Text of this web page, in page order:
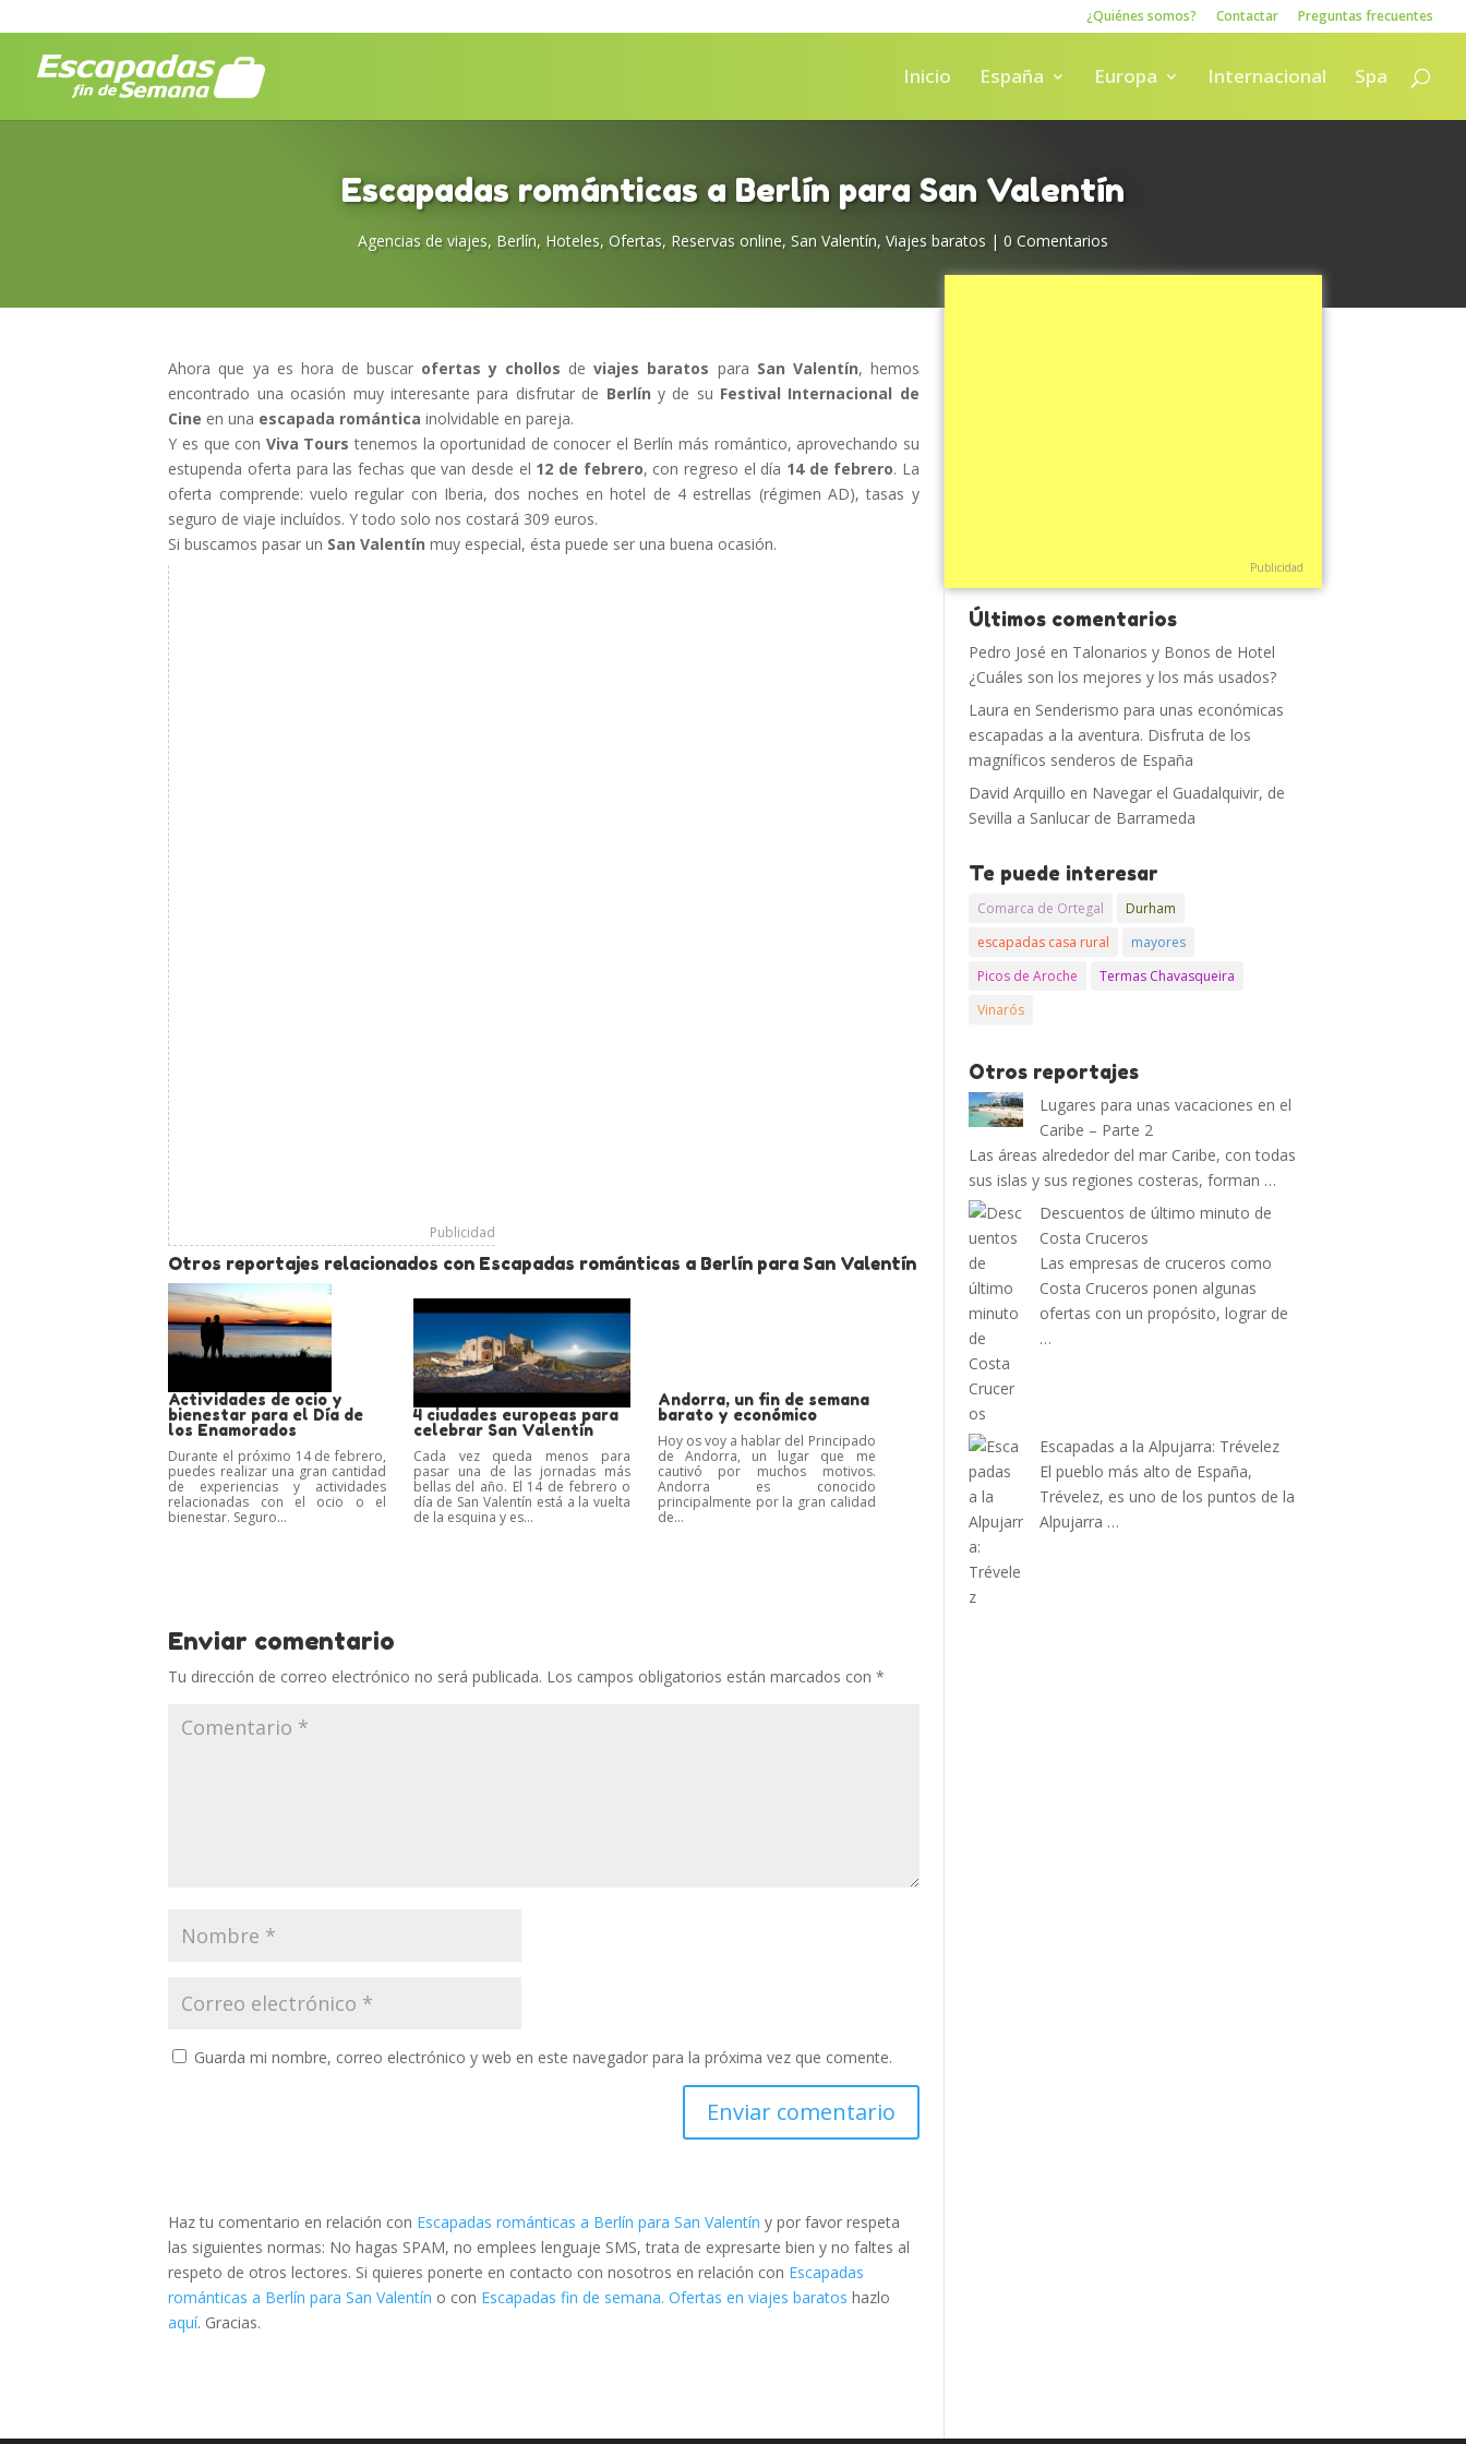
¿Quiénes somos? Contactar Preguntas frecuentes
Inicio España Europa Internacional Spa
Escapadas románticas a Berlín para San Valentín
Agencias de viajes, Berlín, Hoteles, Ofertas, Reservas online, San Valentín, Viajes baratos | 0 Comentarios
Ahora que ya es hora de buscar ofertas y chollos deviajes baratos para San Valentín, hemos
encontrado una ocasión muy interesante para disfrutar de Berlín y de su Festival Internacional de
Cine en una escapada romántica inolvidable en pareja.
Y es que con Viva Tours tenemos la oportunidad de conocer el Berlín más romántico, aprovechando su
estupenda oferta para las fechas que van desde el 12 de febrero, con regreso el día 14 de febrero. La
oferta comprende: vuelo regular con Iberia, dos noches en hotel de 4 estrellas (régimen AD), tasas y
seguro de viaje incluídos. Y todo solo nos costará 309 euros.
Si buscamos pasar un San Valentín muy especial, ésta puede ser una buena ocasión.
Publicidad
Otros reportajes relacionados con Escapadas románticas a Berlín para San Valentín
Actividades de ocio y
bienestar para el Día de
los Enamorados
Durante el próximo 14 de febrero,
puedes realizar una gran cantidad
de experiencias y actividades
relacionadas con el ocio o el
bienestar. Seguro...
4 ciudades europeas para
celebrar San Valentín
Cada vez queda menos para
pasar una de las jornadas más
bellas del año. El 14 de febrero o
día de San Valentín está a la vuelta
de la esquina y es...
Andorra, un fin de semana
barato y económico
Hoy os voy a hablar del Principado
de Andorra, un lugar que me
cautivó por muchos motivos.
Andorra es conocido
principalmente por la gran calidad
de...
Enviar comentario
Tu dirección de correo electrónico no será publicada. Los campos obligatorios están marcados con*
Guarda mi nombre, correo electrónico y web en este navegador para la próxima vez que comente.
Haz tu comentario en relación con Escapadas románticas a Berlín para San Valentín y por favor respeta
las siguientes normas: No hagas SPAM, no emplees lenguaje SMS, trata de expresarte bien y no faltes al
respeto de otros lectores. Si quieres ponerte en contacto con nosotros en relación con Escapadas
románticas a Berlín para San Valentín o con Escapadas fin de semana. Ofertas en viajes baratos hazlo
aquí. Gracias.
Publicidad
Últimos comentarios
Pedro José en Talonarios y Bonos de Hotel
¿Cuáles son los mejores y los más usados?
Laura en Senderismo para unas económicas
escapadas a la aventura. Disfruta de los
magníficos senderos de España
David Arquillo en Navegar el Guadalquivir, de
Sevilla a Sanlucar de Barrameda
Te puede interesar
Comarca de Ortegal
Durham
escapadas casa rural
mayores
Picos de Aroche
Termas Chavasqueira
Vinarós
Otros reportajes
Lugares para unas vacaciones en el
Caribe – Parte 2
Las áreas alrededor del mar Caribe, con todas
sus islas y sus regiones costeras, forman …
Descuentos de último minuto de
Costa Cruceros
Las empresas de cruceros como
Costa Cruceros ponen algunas
ofertas con un propósito, lograr de
…
Escapadas a la Alpujarra: Trévelez
El pueblo más alto de España,
Trévelez, es uno de los puntos de la
Alpujarra …